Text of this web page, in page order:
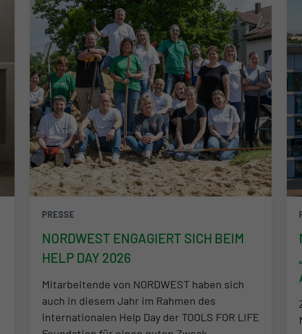
PRESSE
NORDWEST ENGAGIERT SICH BEIM
HELP DAY 2026
Mitarbeitende von NORDWEST haben sich
auch in diesem Jahr im Rahmen des
internationalen Help Day der TOOLS FOR LIFE